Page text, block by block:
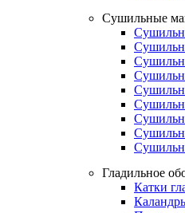
Сушильные
Гладильное
Катки